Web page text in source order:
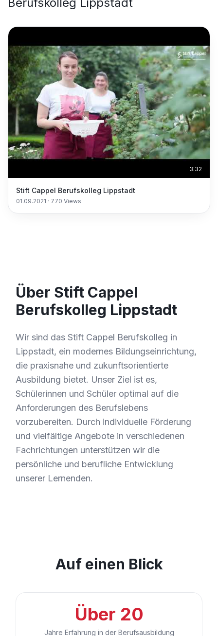
3:32
Stift Cappel Berufskolleg Lippstadt
01.09.2021 · 770 Views
Über Stift Cappel
Berufskolleg Lippstadt
Wir sind das Stift Cappel Berufskolleg in
Lippstadt, ein modernes Bildungseinrichtung,
die praxisnahe und zukunftsorientierte
Ausbildung bietet. Unser Ziel ist es,
Schülerinnen und Schüler optimal auf die
Anforderungen des Berufslebens
vorzubereiten. Durch individuelle Förderung
und vielfältige Angebote in verschiedenen
Fachrichtungen unterstützen wir die
persönliche und berufliche Entwicklung
unserer Lernenden.
Auf einen Blick
Über 20
Jahre Erfahrung in der Berufsausbildung